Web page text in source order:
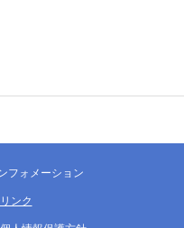
フォメーション
リンク